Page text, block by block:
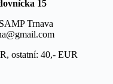
15
Trnava
ostatní: 40,- EUR